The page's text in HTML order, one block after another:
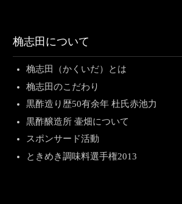
桷志田について
桷志田（かくいだ）とは
桷志田のこだわり
黒酢造り歴50有余年 杜氏赤池力
黒酢醸造所 壷畑について
スポンサード活動
ときめき調味料選手権2013